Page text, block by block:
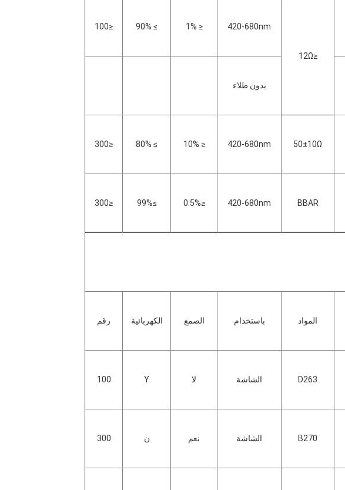
≤12Ω
420-680nm
≤ 1%
≥ 90%
≤100
بدون طلاء
50±10Ω
420-680nm
≤ 10%
≥ 80%
≤300
BBAR
420-680nm
≤0.5%
≥99%
≤300
المواد باستخدام الصمغ الكهربائية رقم
D263 الشاشة لا Y
100
B270 الشاشة نعم ن 300